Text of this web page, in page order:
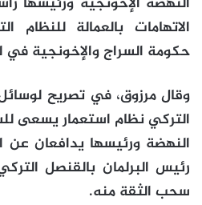
الاتهامات بالعمالة للنظام
حكومة السراج والإخونجية في
وقال مرزوق، في تصريح
التركي نظام استعمار يسعى
النهضة ورئيسها يدافعان عن
رئيس البرلمان بالقنصل
سحب الثقة منه.